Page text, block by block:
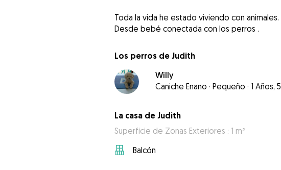
Toda la vida he estado viviendo con animales.
Desde bebé conectada con los perros .
Los perros de Judith
Willy
Caniche Enano · Pequeño · 1 Años,
La casa de Judith
Superficie de Zonas Exteriores : 1 m²
Balcón